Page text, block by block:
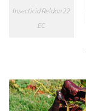
Insecticid Reldan 22
EC